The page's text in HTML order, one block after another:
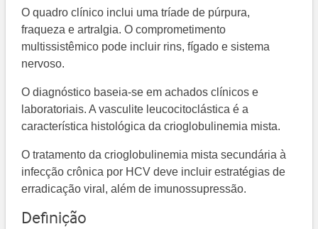
O quadro clínico inclui uma tríade de púrpura,
fraqueza e artralgia. O comprometimento
multissistêmico pode incluir rins, fígado e sistema
nervoso.
O diagnóstico baseia-se em achados clínicos e
laboratoriais. A vasculite leucocitoclástica é a
característica histológica da crioglobulinemia mista.
O tratamento da crioglobulinemia mista secundária à
infecção crônica por HCV deve incluir estratégias de
erradicação viral, além de imunossupressão.
Definição